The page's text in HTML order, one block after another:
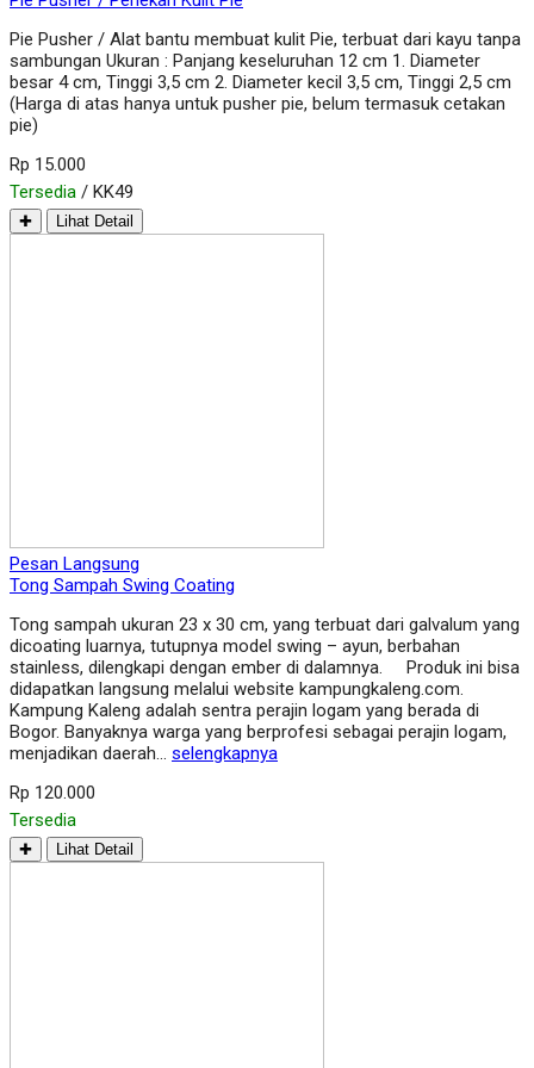
Pie Pusher / Alat bantu membuat kulit Pie, terbuat dari kayu tanpa
sambungan Ukuran : Panjang keseluruhan 12 cm 1. Diameter
besar 4 cm, Tinggi 3,5 cm 2. Diameter kecil 3,5 cm, Tinggi 2,5 cm
(Harga di atas hanya untuk pusher pie, belum termasuk cetakan
pie)
Rp 15.000
Tersedia / KK49
✚ Lihat Detail
Pesan Langsung
Tong Sampah Swing Coating
Tong sampah ukuran 23 x 30 cm, yang terbuat dari galvalum yang
dicoating luarnya, tutupnya model swing – ayun, berbahan
stainless, dilengkapi dengan ember di dalamnya. Produk ini bisa
didapatkan langsung melalui website kampungkaleng.com.
Kampung Kaleng adalah sentra perajin logam yang berada di
Bogor. Banyaknya warga yang berprofesi sebagai perajin logam,
menjadikan daerah… selengkapnya
Rp 120.000
Tersedia
✚ Lihat Detail